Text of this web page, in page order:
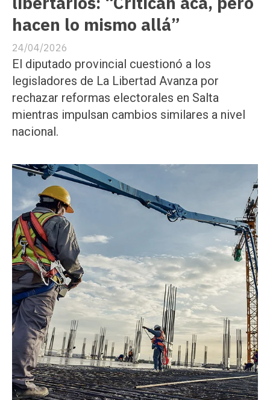
hacen lo mismo allá”
24/04/2026
El diputado provincial cuestionó a los
legisladores de La Libertad Avanza por
rechazar reformas electorales en Salta
mientras impulsan cambios similares a nivel
nacional.